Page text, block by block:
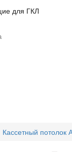
для ГКЛ
Кассетный потолок